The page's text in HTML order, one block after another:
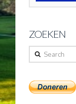
ZOEKEN
Search